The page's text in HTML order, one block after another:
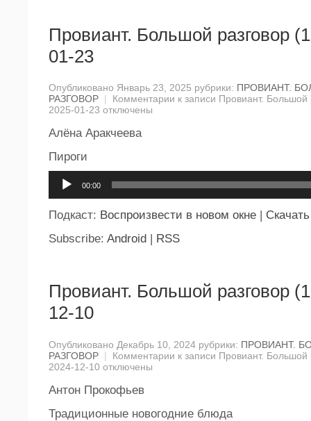
Провиант. Большой разговор
01-23
Опубликовано Январь 23, 2025 рубрики: ПРОВИАНТ.
РАЗГОВОР | Комментарии к записи Провиант. Большой
2025-01-23 отключены
Алёна Аракчеева
Пироги
00:00
Подкаст: Воспроизвести в новом окне
Скачать
Subscribe: Android RSS
Провиант. Большой разговор
12-10
Опубликовано Декабрь 10, 2024 рубрики: ПРОВИАНТ.
РАЗГОВОР | Комментарии к записи Провиант. Большой
2024-12-10 отключены
Антон Прокофьев
Традиционные новогодние блюда